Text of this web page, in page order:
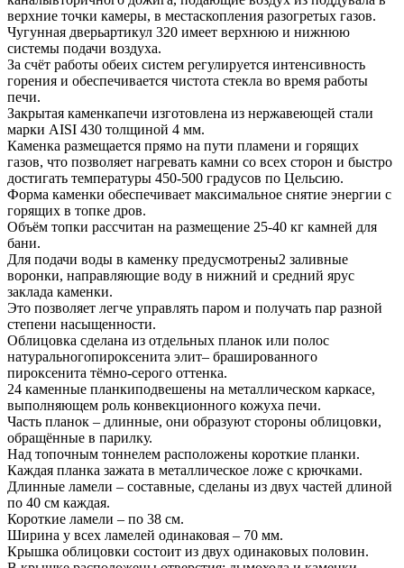
верхние точки камеры, в местаскопления разогретых газов.
Чугунная дверьартикул 320 имеет верхнюю и нижнюю
системы подачи воздуха.
За счёт работы обеих систем регулируется интенсивность
горения и обеспечивается чистота стекла во время работы
печи.
Закрытая каменкапечи изготовлена из нержавеющей стали
марки AISI 430 толщиной 4 мм.
Каменка размещается прямо на пути пламени и горящих
газов, что позволяет нагревать камни со всех сторон и быстро
достигать температуры 450-500 градусов по Цельсию.
Форма каменки обеспечивает максимальное снятие энергии с
горящих в топке дров.
Объём топки рассчитан на размещение 25-40 кг камней для
бани.
Для подачи воды в каменку предусмотрены2 заливные
воронки, направляющие воду в нижний и средний ярус
заклада каменки.
Это позволяет легче управлять паром и получать пар разной
степени насыщенности.
Облицовка сделана из отдельных планок или полос
натуральногопироксенита элит– брашированного
пироксенита тёмно-серого оттенка.
24 каменные планкиподвешены на металлическом каркасе,
выполняющем роль конвекционного кожуха печи.
Часть планок – длинные, они образуют стороны облицовки,
обращённые в парилку.
Над топочным тоннелем расположены короткие планки.
Каждая планка зажата в металлическое ложе с крючками.
Длинные ламели – составные, сделаны из двух частей длиной
по 40 см каждая.
Короткие ламели – по 38 см.
Ширина у всех ламелей одинаковая – 70 мм.
Крышка облицовки состоит из двух одинаковых половин.